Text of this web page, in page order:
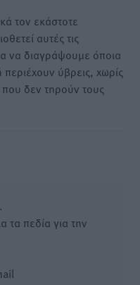
τον εκάστοτε
αυτές τις
να διαγράψουμε όποια
ύβρεις, χωρίς
δεν τηρούν τους
πεδία για την